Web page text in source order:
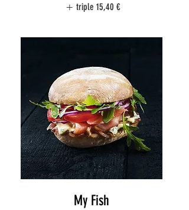
triple 15,40 €
My Fish